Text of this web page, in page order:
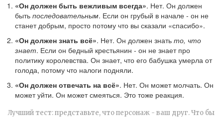
«Он должен быть вежливым всегда». Нет. Он должен
быть последовательным. Если он грубый в начале - он не
станет добрым, просто потому что вы сказали «спасибо».
«Он должен знать всё». Нет. Он должен знать то, что
знает. Если он бедный крестьянин - он не знает про
политику королевства. Он знает, что его бабушка умерла от
голода, потому что налоги подняли.
«Он должен отвечать на всё». Нет. Он может молчать. Он
может уйти. Он может смеяться. Это тоже реакция.
Лучший тест: представьте, что персонаж - ваш друг. Что бы